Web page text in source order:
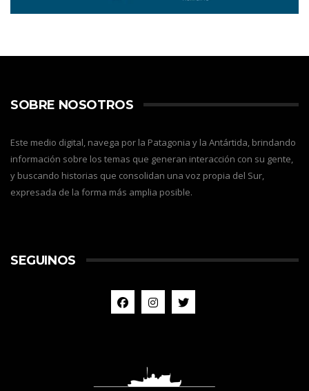
SOBRE NOSOTROS
Este medio digital, navega por la Patagonia y la Antártida, brindando
información sobre los temas que generan interacción con su gente,
y buscando historias que consolidan una voz propia del Sur,
expresada de la forma más amplia posible.
SEGUINOS